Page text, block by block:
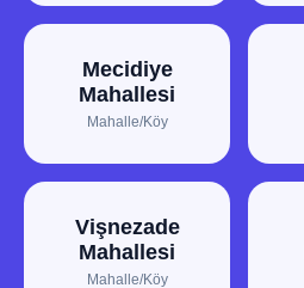
Mecidiye
Mahallesi
Mahalle/Köy
Vişnezade
Mahallesi
Mahalle/Köy